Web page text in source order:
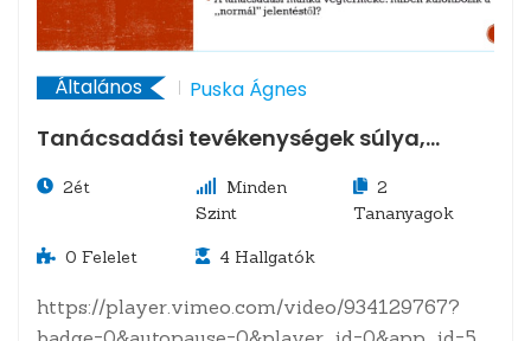
Általános Puska Ágnes
Tanácsadási tevékenységek súlya,
tevékenységében
2ét
Minden
Szint
2
Tananyagok
0 Felelet 4Hallgatók
https://player.vimeo.com/video/934129767?